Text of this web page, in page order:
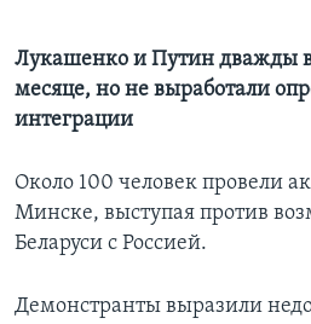
Лукашенко и Путин дважды
месяце, но не выработали
интеграции
Около 100 человек провели
Минске, выступая против
Беларуси с Россией.
Демонстранты выразили